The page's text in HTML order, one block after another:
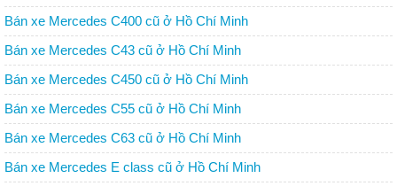
Bán xe Mercedes C400 cũ ở Hồ Chí Minh
Bán xe Mercedes C43 cũ ở Hồ Chí Minh
Bán xe Mercedes C450 cũ ở Hồ Chí Minh
Bán xe Mercedes C55 cũ ở Hồ Chí Minh
Bán xe Mercedes C63 cũ ở Hồ Chí Minh
Bán xe Mercedes E class cũ ở Hồ Chí Minh